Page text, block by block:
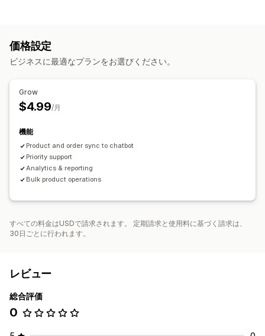
表示オプション
テンプレート
カスタマイズ可能なウィジェット
プッシュ通知
あいさつ おすすめ商品
カスタマイズ
チャットフロー
価格設定
ビジネスに最適なプランをお選びください。
Grow
$4.99/月
機能
Product and order sync to chatbot
Priority support
Analytics & reporting
Bulk product operations
すべての料金はUSDで請求されます。 定期請求と使用料に基づく請求は、
30日ごとに行われます。
レビュー
総合評価
0